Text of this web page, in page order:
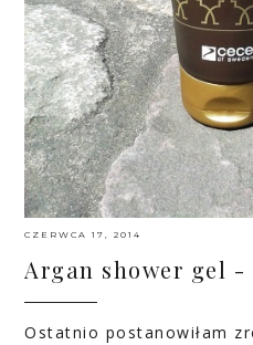
CZERWCA 17, 2014
Argan shower gel -
Ostatnio postanowiłam